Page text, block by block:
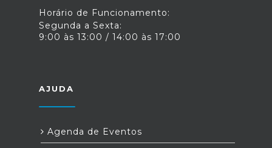
Horário de Funcionamento:
Segunda a Sexta:
9:00 às 13:00 / 14:00 às 17:00
AJUDA
Agenda de Eventos